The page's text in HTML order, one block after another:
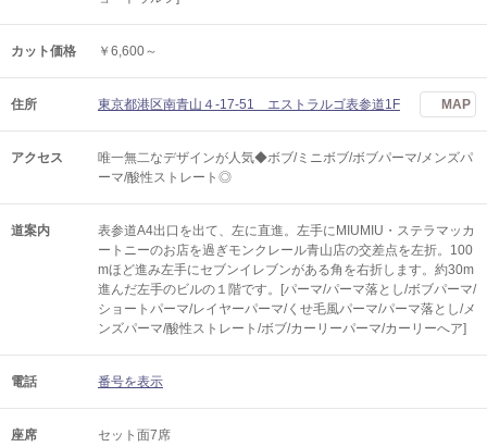
カット価格 ￥6,600～
住所 東京都港区南青山４-17-51 エストラルゴ表参道1F MAP
アクセス
唯一無二なデザインが人気◆ボブ/ミニボブ/ボブパーマ/メンズパ
ーマ/酸性ストレート◎
道案内
表参道A4出口を出て、左に直進。左手にMIUMIU・ステラマッカ
ートニーのお店を過ぎモンクレール青山店の交差点を左折。100
mほど進み左手にセブンイレブンがある角を右折します。約30m
進んだ左手のビルの１階です。[パーマ/パーマ落とし/ボブパーマ/
ショートパーマ/レイヤーパーマ/くせ毛風パーマ/パーマ落とし/メ
ンズパーマ/酸性ストレート/ボブ/カーリーパーマ/カーリーへア]
電話 番号を表示
座席 セット面7席